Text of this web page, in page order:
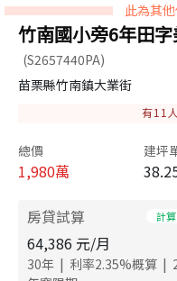
此為其
竹南國小旁6年田
(S2657440PA)
苗栗縣竹南鎮大業街
有11
總價
1,980萬
建坪
房貸試算 計算
64,386 元/月
30年 | 利率2.35%概算 |